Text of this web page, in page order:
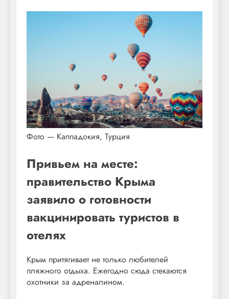
Фото — Каппадокия, Турция
Привьем на месте:
правительство Крыма
заявило о готовности
вакцинировать туристов в
отелях
Крым притягивает не только любителей
пляжного отдыха. Ежегодно сюда стекаются
охотники за адреналином.